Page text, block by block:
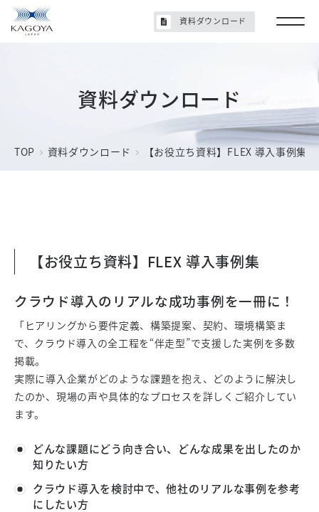
資料ダウンロード
TOP 資料ダウンロード 【お役立ち資料】FLEX 導入事例集
【お役立ち資料】FLEX 導入事例集
クラウド導入のリアルな成功事例を一冊に！
「ヒアリングから要件定義、構築提案、契約、環境構築ま
で、クラウド導入の全工程を“伴走型”で支援した実例を多数
掲載。
実際に導入企業がどのような課題を抱え、どのように解決し
たのか、現場の声や具体的なプロセスを詳しくご紹介してい
ます。
どんな課題にどう向き合い、どんな成果を出したのか
知りたい方
クラウド導入を検討中で、他社のリアルな事例を参考
にしたい方
資料ダウンロード